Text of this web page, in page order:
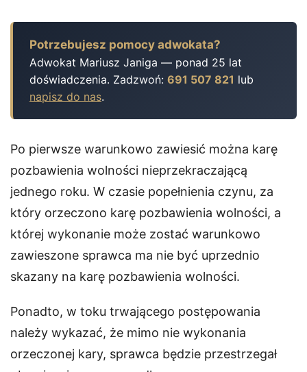
Potrzebujesz pomocy adwokata?
Adwokat Mariusz Janiga — ponad 25 lat
doświadczenia. Zadzwoń: 691 507 821 lub
napisz do nas.
Po pierwsze warunkowo zawiesić można karę
pozbawienia wolności nieprzekraczającą
jednego roku. W czasie popełnienia czynu, za
który orzeczono karę pozbawienia wolności, a
której wykonanie może zostać warunkowo
zawieszone sprawca ma nie być uprzednio
skazany na karę pozbawienia wolności.
Ponadto, w toku trwającego postępowania
należy wykazać, że mimo nie wykonania
orzeczonej kary, sprawca będzie przestrzegał